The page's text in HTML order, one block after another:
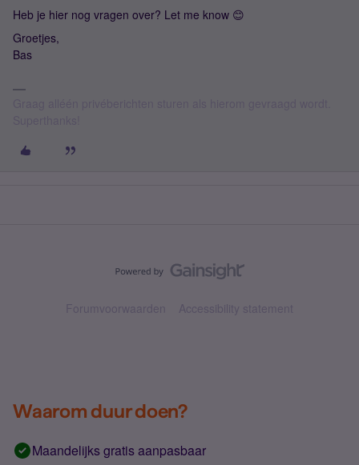
Heb je hier nog vragen over? Let me know 😊
Groetjes,
Bas
Forumvoorwaarden Accessibility statement
Waarom duur doen?
Maandelijks gratis aanpasbaar